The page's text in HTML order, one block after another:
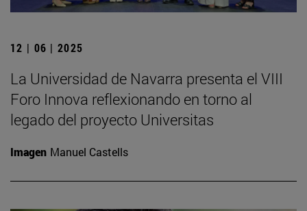
12 | 06 | 2025
La Universidad de Navarra presenta el VIII
Foro Innova reflexionando en torno al
legado del proyecto Universitas
Imagen Manuel Castells